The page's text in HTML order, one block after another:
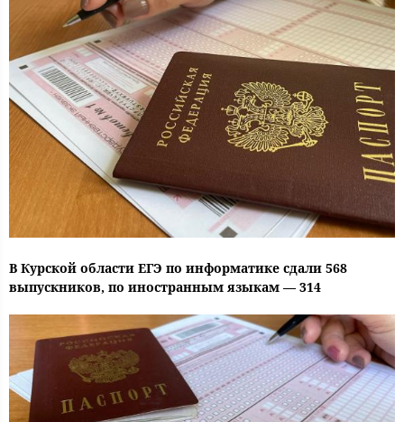
В Курской области ЕГЭ по информатике сдали 568
выпускников, по иностранным языкам — 314